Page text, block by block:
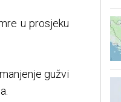
u prosjeku
gužvi